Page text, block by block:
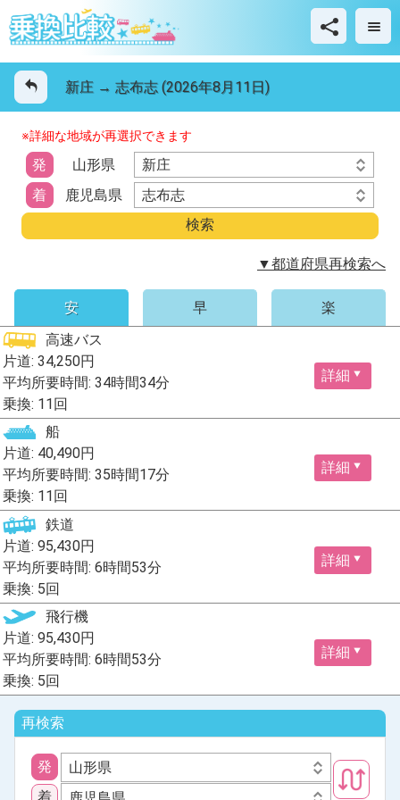
新庄 → 志布志 (2026年8月11日)
※詳細な地域が再選択できます
発 山形県
新庄
着
鹿児島県 志布志
▼都道府県再検索へ
安 早
楽
高速バス
片道: 34,250円
平均所要時間: 34時間34分
乗換: 11回
詳細
船
片道: 40,490円
平均所要時間: 35時間17分
乗換: 11回
詳細
鉄道
片道: 95,430円
平均所要時間: 6時間53分
乗換: 5回
詳細
飛行機
片道: 95,430円
平均所要時間: 6時間53分
乗換: 5回
詳細
再検索
発
山形県